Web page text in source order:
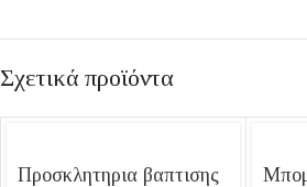
Σχετικά προϊόντα
Προσκλητηρια βαπτισης